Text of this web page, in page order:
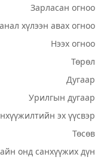
Зарласан огноо
хүлээн авах огноо
Нээх огноо
Төрөл
Дугаар
Урилгын дугаар
эх үүсвэр
Төсөв
онд санхүүжих дүн